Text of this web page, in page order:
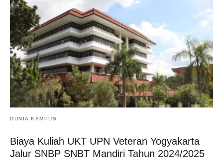
DUNIA KAMPUS
Biaya Kuliah UKT UPN Veteran Yogyakarta
Jalur SNBP SNBT Mandiri Tahun 2024/2025